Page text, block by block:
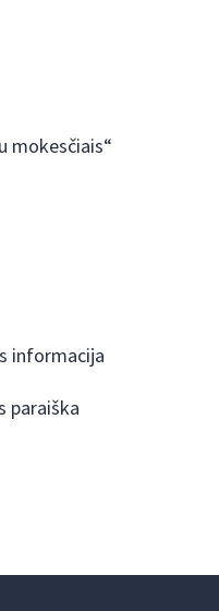
mokesčiais“
informacija
paraiška